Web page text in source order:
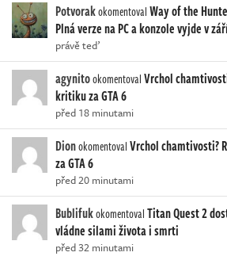
PotvorakokomentovalWay of the
Plná verze na PC a konzole vyjde v
právě teď
agynitookomentovalVrchol
kritiku za GTA 6
před 18 minutami
DionokomentovalVrchol chamtivosti?
za GTA 6
před 20 minutami
BublifukokomentovalTitan Quest 2
vládne silami života i smrti
před 32 minutami